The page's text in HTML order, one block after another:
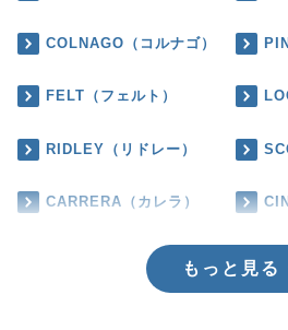
COLNAGO（コルナゴ）
FELT（フェルト）
RIDLEY（リドレー）
CARRERA（カレラ）
もっと見る